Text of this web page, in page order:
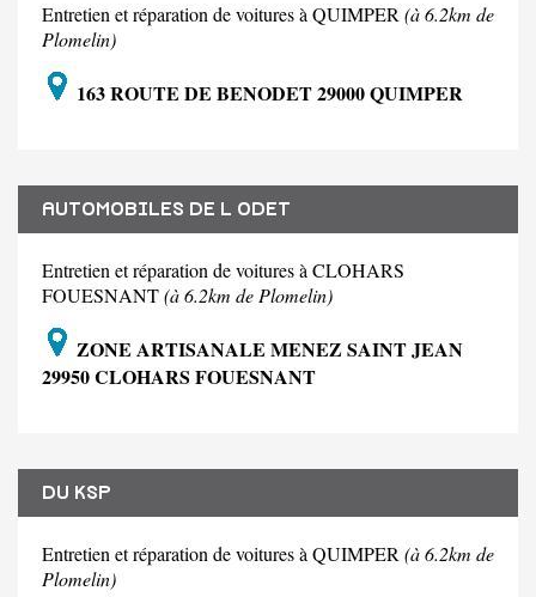
Entretien et réparation de voitures à QUIMPER(à 6.2km de
Plomelin)
163 ROUTE DE BENODET 29000 QUIMPER
AUTOMOBILES DE L ODET
Entretien et réparation de voitures à CLOHARS
FOUESNANT(à 6.2km de Plomelin)
ZONE ARTISANALE MENEZ SAINT JEAN
29950 CLOHARS FOUESNANT
DU KSP
Entretien et réparation de voitures à QUIMPER(à 6.2km de
Plomelin)